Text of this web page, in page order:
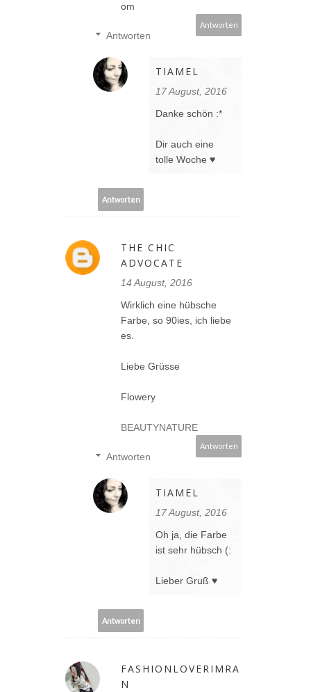
om
Antworten
Antworten
TIAMEL
17 August, 2016
Danke schön :*
Dir auch eine
tolle Woche ♥
Antworten
THE CHIC
ADVOCATE
14 August, 2016
Wirklich eine hübsche
Farbe, so 90ies, ich liebe
es.
Liebe Grüsse
Flowery
BEAUTYNATURE
Antworten
Antworten
TIAMEL
17 August, 2016
Oh ja, die Farbe
ist sehr hübsch (:
Lieber Gruß ♥
Antworten
FASHIONLOVERIMRA
N